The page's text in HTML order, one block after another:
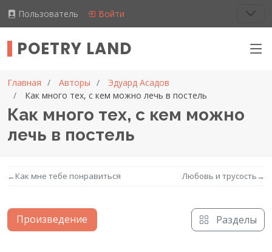
Пользователь Войти
POETRY LAND
Главная Авторы
Эдуард Асадов
Как много тех, с кем можно лечь в постель
Как много тех, с кем можно
лечь в постель
←Как мне тебе понравиться Любовь и трусость→
Произведение Разделы